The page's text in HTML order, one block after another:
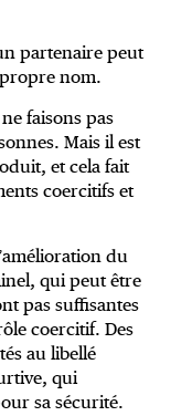
partenaire peut
nom.
faisons pas
Mais il est
et cela fait
coercitifs et
du
qui peut être
pas suffisantes
coercitif. Des
au libellé
qui
sa sécurité.